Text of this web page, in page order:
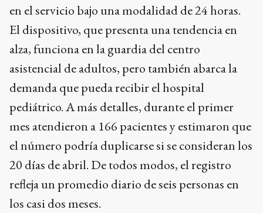
en el servicio bajo una modalidad de 24 horas.
El dispositivo, que presenta una tendencia en
alza, funciona en la guardia del centro
asistencial de adultos, pero también abarca la
demanda que pueda recibir el hospital
pediátrico. A más detalles, durante el primer
mes atendieron a 166 pacientes y estimaron que
el número podría duplicarse si se consideran los
20 días de abril. De todos modos, el registro
refleja un promedio diario de seis personas en
los casi dos meses.